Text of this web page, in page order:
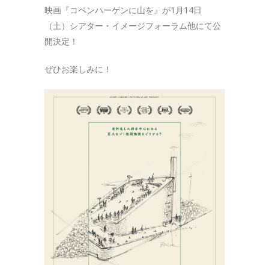
映画『コペンハーゲンに山を』が1月14日
（土）シアター・イメージフォーラム他にて公
開決定！
ぜひお楽しみに！